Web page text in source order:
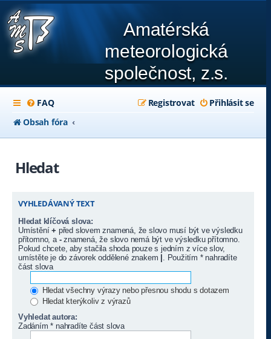
Amatérská
meteorologická
společnost, z.s.
FAQ Přihlásit se
Registrovat
Obsah fóra
Hledat
VYHLEDÁVANÝ TEXT
Hledat klíčová slova:
Umístění+ před slovem znamená, že slovo musí být ve výsledku
přítomno, a -znamená, že slovo nemá být ve výsledku přítomno.
Pokud chcete, aby stačila shoda pouze s jedním z více slov,
umístěte je do závorek oddělené znakem | . Použitím * nahradíte
část slova
Hledat všechny výrazy nebo přesnou shodu s dotazem
Hledat kterýkoliv z výrazů
Vyhledat autora:
Zadáním * nahradíte část slova